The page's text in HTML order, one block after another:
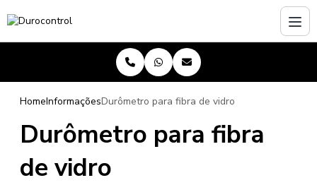
HomeInformaçõesDurômetro para fibra de vidro
Durômetro para fibra
de vidro